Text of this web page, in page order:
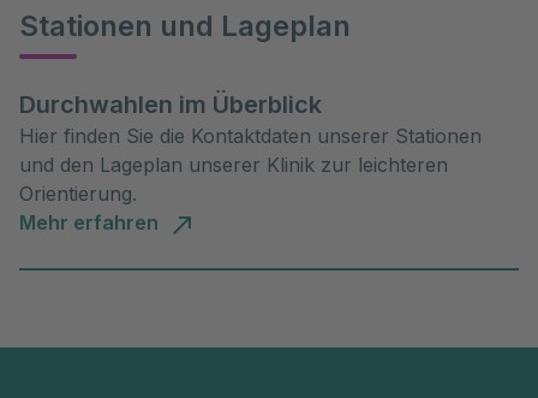
Stationen und Lageplan
Durchwahlen im Überblick
Hier finden Sie die Kontaktdaten unserer Stationen
und den Lageplan unserer Klinik zur leichteren
Orientierung.
Mehr erfahren